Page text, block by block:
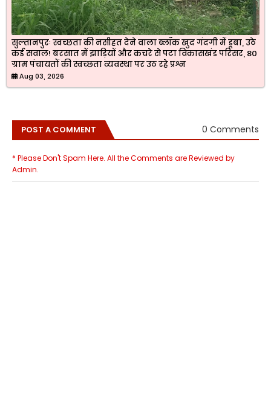
सुल्तानपुरः स्वच्छता की नसीहत देने वाला ब्लॉक खुद गंदगी में डूबा, उठे
कई सवाल! बरसात में झाड़ियों और कचरे से पटा विकासखंड परिसर, 80
ग्राम पंचायतों की स्वच्छता व्यवस्था पर उठ रहे प्रश्न
Aug 03, 2026
POST A COMMENT 0 Comments
* Please Don't Spam Here. All the Comments are Reviewed by
Admin.